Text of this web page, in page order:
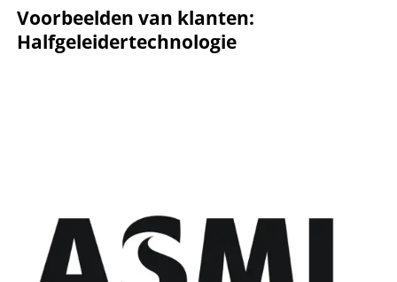
Voorbeelden van klanten:
Halfgeleidertechnologie